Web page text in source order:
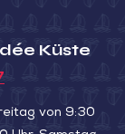
Küste
von 9:30